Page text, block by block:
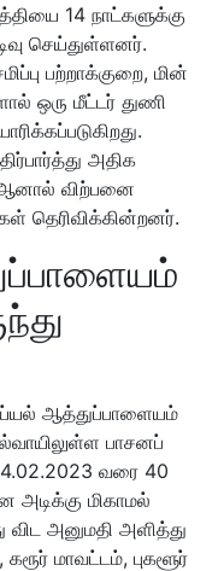
14 நாட்களுக்கு
செய்துள்ளனர்.
பற்றாக்குறை, மின்
ஒரு மீட்டர் துணி
அதிக
விற்பனை
தெரிவிக்கின்றனர்.
ஆத்துப்பாளையம்
பாசனப்
வரை 40
அடிக்கு மிகாமல்
விட அனுமதி அளித்து
மாவட்டம், புகளூர்